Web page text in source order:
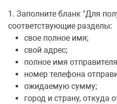
1. Заполните бланк "Для
соответствующие разделы:
свое полное имя;
свой адрес;
полное имя
номер телефона
ожидаемую сумму;
город и страну, откуда